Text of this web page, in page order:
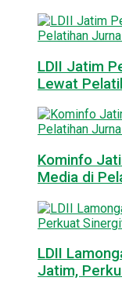
LDII Jatim
Lewat
Kominfo
Media di
LDII
Jatim,